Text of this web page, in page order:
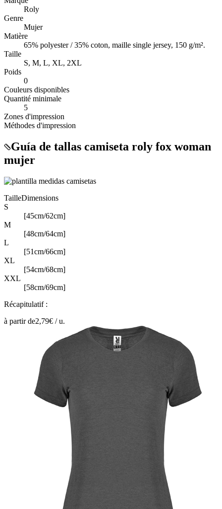
Roly
Genre
Mujer
Matière
65% polyester / 35% coton, maille single jersey, 150 g/m².
Taille
S, M, L, XL, 2XL
Poids
0
Couleurs disponibles
Quantité minimale
5
Zones d'impression
Méthodes d'impression
Guía de tallas camiseta roly fox woman
mujer
TailleDimensions
S
[45cm/62cm]
M
[48cm/64cm]
L
[51cm/66cm]
XL
[54cm/68cm]
XXL
[58cm/69cm]
Récapitulatif :
à partir de2,79€ /u.